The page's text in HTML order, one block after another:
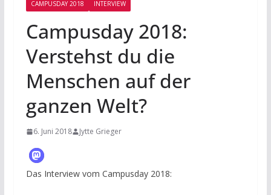
CAMPUSDAY 2018 INTERVIEW
Campusday 2018:
Verstehst du die
Menschen auf der
ganzen Welt?
6. Juni 2018 Jytte Grieger
Das Interview vom Campusday 2018: